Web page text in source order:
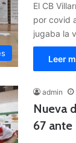
El CB
por covid
jugaba la
Leer
admin
Nueva
67 ante